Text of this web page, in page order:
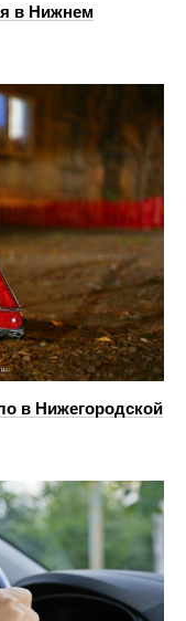
в Нижнем
в Нижегородской